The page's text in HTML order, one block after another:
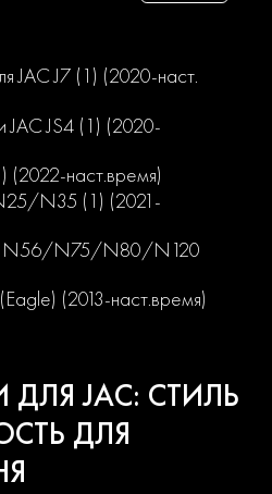
JAC J7 (1) (2020-наст.
JAC JS4 (1) (2020-
(2022-наст.время)
N35 (1) (2021-
N56/N75/N80/N120
(2013-наст.время)
JAC: СТИЛЬ
ДЛЯ